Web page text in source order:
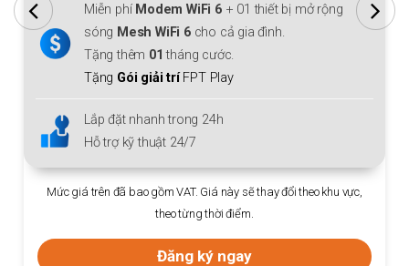
Miễn phí Modem WiFi 6 + 01 thiết bị mở rộng
sóng Mesh WiFi 6 cho cả gia đình.
Tặng thêm 01tháng cước.
Tặng Gói giải tríFPT Play
Lắp đặt nhanh trong 24h
Hỗ trợ kỹ thuật 24/7
Mức giá trên đã bao gồm VAT. Giá này sẽ thay đổi theo khu vực,
theo từng thời điểm.
Đăng ký ngay